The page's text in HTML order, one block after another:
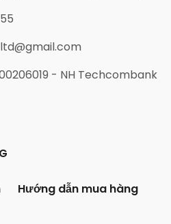
- NH Techcombank
Hướng dẫn mua hàng